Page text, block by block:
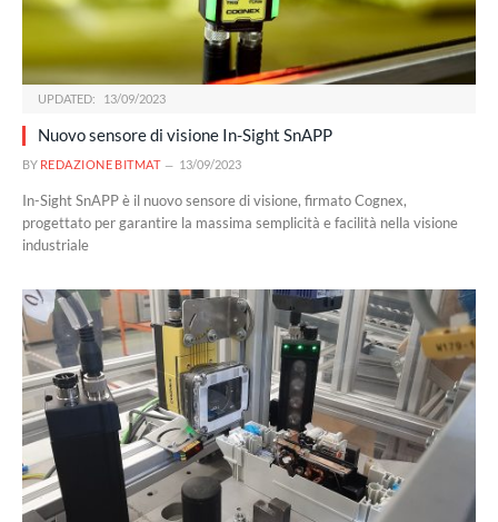
UPDATED: 13/09/2023
Nuovo sensore di visione In-Sight SnAPP
BY REDAZIONE BITMAT 13/09/2023
In-Sight SnAPP è il nuovo sensore di visione, firmato Cognex,
progettato per garantire la massima semplicità e facilità nella visione
industriale